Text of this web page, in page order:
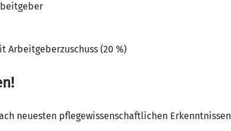
(20 %)
neuesten pflegewissenschaftlichen Erkenntnissen